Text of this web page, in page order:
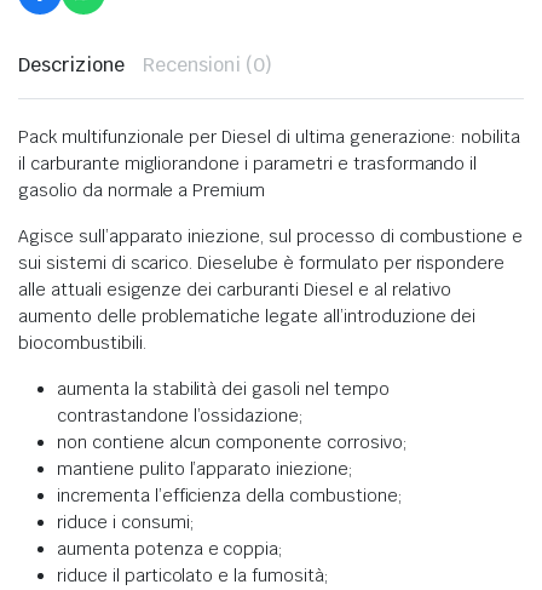
Descrizione Recensioni (0)
Pack multifunzionale per Diesel di ultima generazione: nobilita
il carburante migliorandone i parametri e trasformando il
gasolio da normale a Premium
Agisce sull’apparato iniezione, sul processo di combustione e
sui sistemi di scarico. Dieselube è formulato per rispondere
alle attuali esigenze dei carburanti Diesel e al relativo
aumento delle problematiche legate all’introduzione dei
biocombustibili.
aumenta la stabilità dei gasoli nel tempo
contrastandone l’ossidazione;
non contiene alcun componente corrosivo;
mantiene pulito l’apparato iniezione;
incrementa l’efficienza della combustione;
riduce i consumi;
aumenta potenza e coppia;
riduce il particolato e la fumosità;